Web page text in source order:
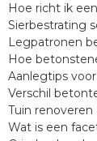
Hoe richt ik
Sierbestrating
Legpatronen
Hoe
Aanlegtips
Verschil
Tuin renoveren
Wat is een